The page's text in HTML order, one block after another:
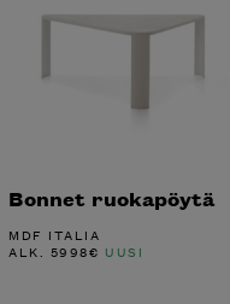
Bonnet ruokapöytä
MDF ITALIA
ALK. 5998€ UUSI